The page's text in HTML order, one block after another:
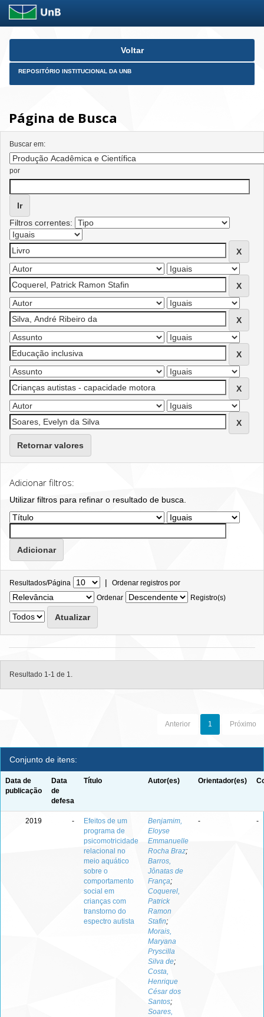
Skip
Voltar
REPOSITÓRIO INSTITUCIONAL DA UNB
Página de Busca
Buscar em:
por
Filtros correntes:
Retornar valores
Adicionar filtros:
Utilizar filtros para refinar o resultado de busca.
Resultados/Página | Ordenar registros por
Ordenar
Registro(s)
Resultado 1-1 de 1.
Anterior 1 Próximo
Conjunto de itens:
Data de
publicação
Data
de
defesa
Título Autor(es) Orientador(es)
2019 -
Efeitos de um
programa de
psicomotricidade
relacional no
meio aquático
sobre o
comportamento
social em
crianças com
transtorno do
espectro autista
Benjamim,
Eloyse
Emmanuelle
Rocha Braz;
Barros,
Jônatas de
França;
Coquerel,
Patrick
Ramon
Stafin;
Morais,
Maryana
Pryscilla
Silva de;
Costa,
Henrique
César dos
Santos;
Soares,
- -